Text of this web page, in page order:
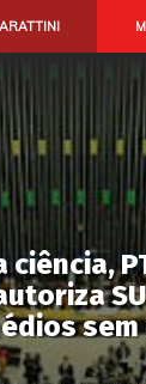
ciência,
sem